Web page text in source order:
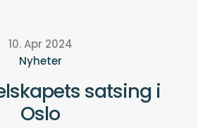
10. Apr 2024
Nyheter
satsing i
Oslo